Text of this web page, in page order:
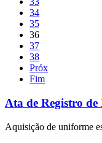
34
35
36
37
38
Próx
Fim
Ata de Registro de
Aquisição de uniforme